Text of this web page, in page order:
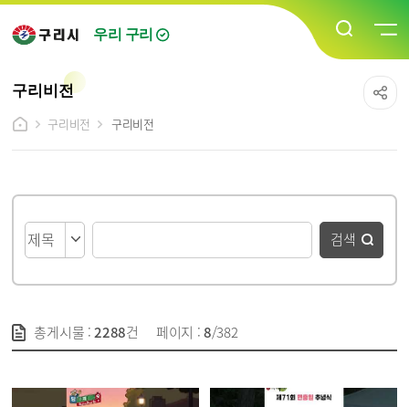
우리 구리
구리비전
구리비전
구리비전
검색
총게시물 :2288건 페이지 :8/382